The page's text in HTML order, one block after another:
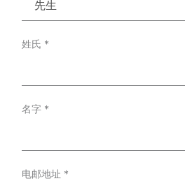
姓氏 *
名字 *
电邮地址 *